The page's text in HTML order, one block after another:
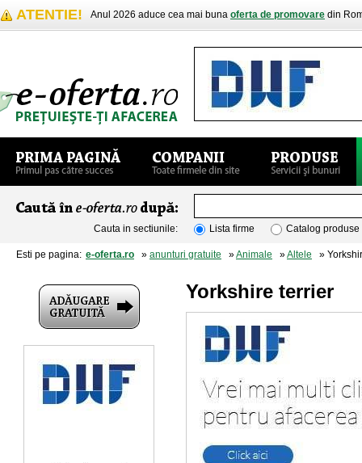
ATENTIE! Anul 2026 aduce cea mai buna oferta de promovare din
Cauta in sectiunile: Lista firme Catalog produse
Esti pe pagina: e-oferta.ro » anunturi gratuite »Animale »Altele »
Yorkshire terrier